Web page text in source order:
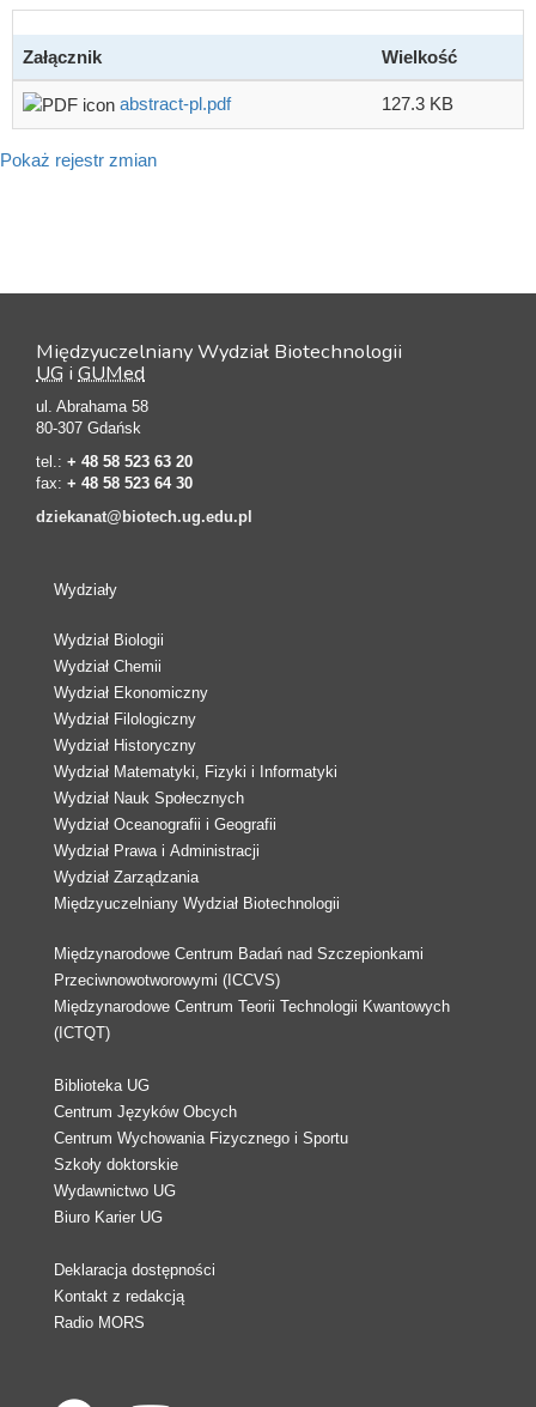
Załącznik Wielkość
abstract-pl.pdf 127.3 KB
Pokaż rejestr zmian
Międzyuczelniany Wydział Biotechnologii
UG i GUMed
ul. Abrahama 58
80-307 Gdańsk
tel.: + 48 58 523 63 20
fax: + 48 58 523 64 30
dziekanat@biotech.ug.edu.pl
Wydziały
Wydział Biologii
Wydział Chemii
Wydział Ekonomiczny
Wydział Filologiczny
Wydział Historyczny
Wydział Matematyki, Fizyki i Informatyki
Wydział Nauk Społecznych
Wydział Oceanografii i Geografii
Wydział Prawa i Administracji
Wydział Zarządzania
Międzyuczelniany Wydział Biotechnologii
Międzynarodowe Centrum Badań nad Szczepionkami
Przeciwnowotworowymi (ICCVS)
Międzynarodowe Centrum Teorii Technologii Kwantowych
(ICTQT)
Biblioteka UG
Centrum Języków Obcych
Centrum Wychowania Fizycznego i Sportu
Szkoły doktorskie
Wydawnictwo UG
Biuro Karier UG
Deklaracja dostępności
Kontakt z redakcją
Radio MORS